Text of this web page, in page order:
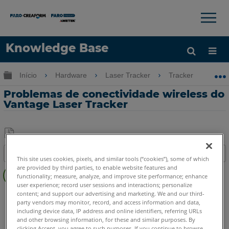
Knowledge Base
Idioma
×
Expandir/recolher hierarquia global
Início Hardware Laser Tracker Tracker
Problemas de conectividade wireless do
Vantage Laser Tracker
Salvar
como
PDFConsulte
também
Laser Tracker Vantage
This site uses cookies, pixels, and similar tools (“cookies”), some of which
are provided by third parties, to enable website features and
functionality; measure, analyze, and improve site performance; enhance
user experience; record user sessions and interactions; personalize
content; and support our advertising and marketing. We and our third-
party vendors may monitor, record, and access information and data,
including device data, IP address and online identifiers, referring URLs
and other browsing information, for these and similar purposes. By